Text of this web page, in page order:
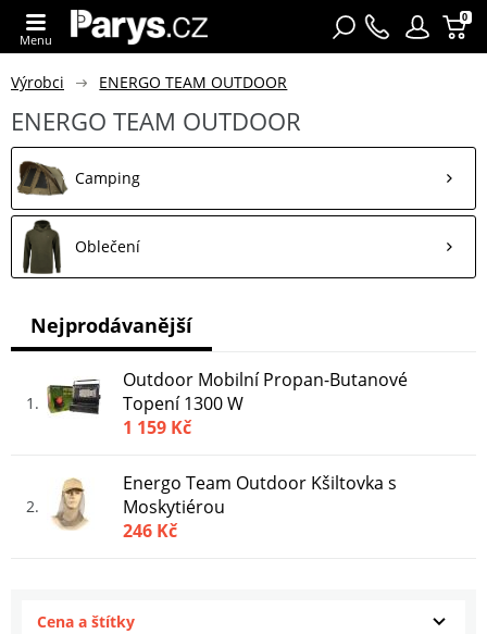
0
Menu
Výrobci ENERGO TEAM OUTDOOR
ENERGO TEAM OUTDOOR
Camping
Oblečení
1
Outdoor Mobilní Propan-Butanové
Topení 1300 W
1 159 Kč
2
Energo Team Outdoor Kšiltovka s
Moskytiérou
246 Kč
Nejprodávanější
Cena a štítky